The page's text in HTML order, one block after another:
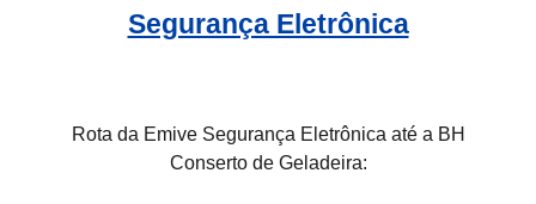
Segurança Eletrônica
Rota da Emive Segurança Eletrônica até a BH
Conserto de Geladeira: